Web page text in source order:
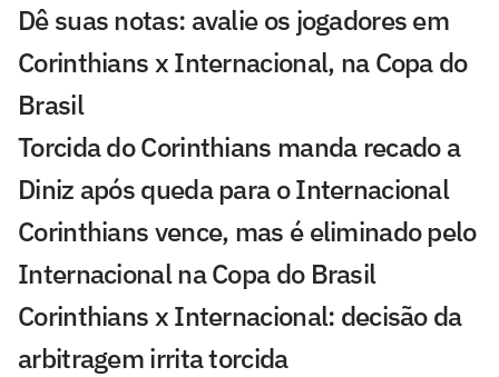
Dê suas notas: avalie os jogadores em
Corinthians x Internacional, na Copa do
Brasil
Torcida do Corinthians manda recado a
Diniz após queda para o Internacional
Corinthians vence, mas é eliminado pelo
Internacional na Copa do Brasil
Corinthians x Internacional: decisão da
arbitragem irrita torcida